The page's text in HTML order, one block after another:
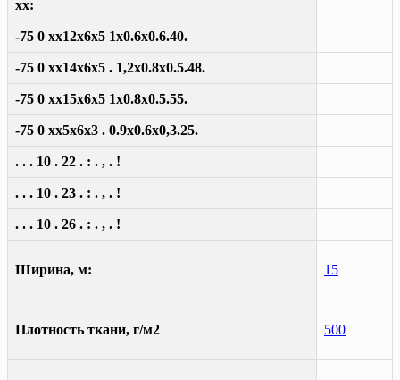
xx:
-75 0 xx12x6x5 1x0.6x0.6.40.
-75 0 xx14x6x5 . 1,2x0.8x0.5.48.
-75 0 xx15x6x5 1x0.8x0.5.55.
-75 0 xx5x6x3 . 0.9x0.6x0,3.25.
. . . 10 . 22 . : . , . !
. . . 10 . 23 . : . , . !
. . . 10 . 26 . : . , . !
Ширина, м: 15
Плотность ткани, г/м2 500